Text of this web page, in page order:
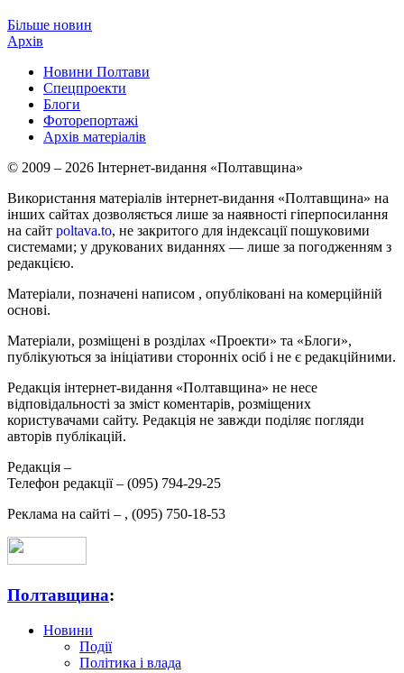
Більше новин
Архів
Новини Полтави
Спецпроекти
Блоги
Фоторепортажі
Архів матеріалів
© 2009 – 2026 Інтернет-видання «Полтавщина»
Використання матеріалів інтернет-видання «Полтавщина» на
інших сайтах дозволяється лише за наявності гіперпосилання
на сайт poltava.to, не закритого для індексації пошуковими
системами; у друкованих виданнях — лише за погодженням з
редакцією.
Матеріали, позначені написом , опубліковані на комерційній
основі.
Матеріали, розміщені в розділах «Проекти» та «Блоги»,
публікуються за ініціативи сторонніх осіб і не є редакційними.
Редакція інтернет-видання «Полтавщина» не несе
відповідальності за зміст коментарів, розміщених
користувачами сайту. Редакція не завжди поділяє погляди
авторів публікацій.
Редакція –
Телефон редакції – (095) 794-29-25
Реклама на сайті – , (095) 750-18-53
Полтавщина:
Новини
Події
Політика і влада